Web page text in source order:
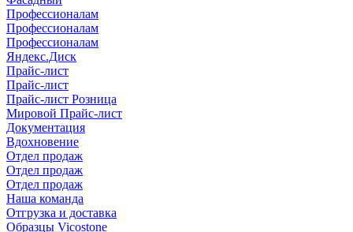
Профессионалам
Профессионалам
Профессионалам
Яндекс.Диск
Прайс-лист
Прайс-лист
Прайс-лист Розница
Мировой Прайс-лист
Документация
Вдохновение
Отдел продаж
Отдел продаж
Отдел продаж
Наша команда
Отгрузка и доставка
Образцы Vicostone